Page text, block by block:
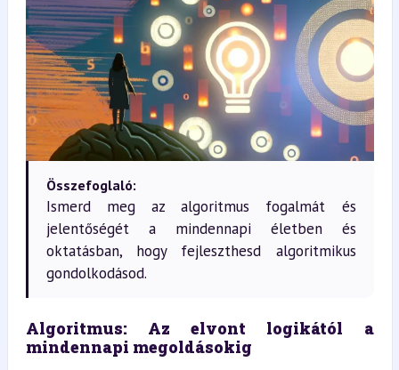
Összefoglaló:
Ismerd meg az algoritmus fogalmát és
jelentőségét a mindennapi életben és
oktatásban, hogy fejleszthesd algoritmikus
gondolkodásod.
Algoritmus: Az elvont logikától a
mindennapi megoldásokig